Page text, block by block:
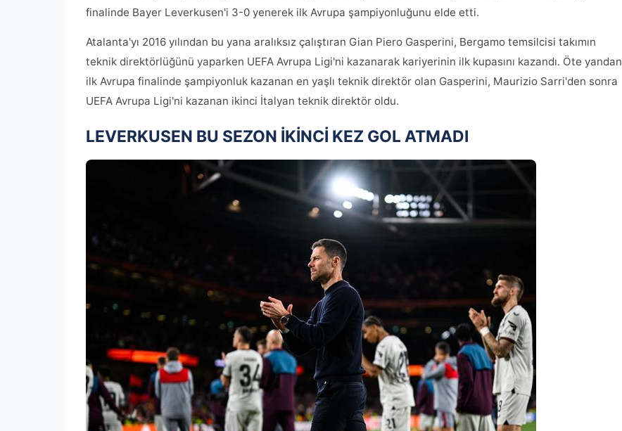
finalinde Bayer Leverkusen'i 3-0 yenerek ilk Avrupa şampiyonluğunu elde etti.
Atalanta'yı 2016 yılından bu yana aralıksız çalıştıran Gian Piero Gasperini, Bergamo temsilcisi takımın
teknik direktörlüğünü yaparken UEFA Avrupa Ligi'ni kazanarak kariyerinin ilk kupasını kazandı. Öte yandan
ilk Avrupa finalinde şampiyonluk kazanan en yaşlı teknik direktör olan Gasperini, Maurizio Sarri'den sonra
UEFA Avrupa Ligi'ni kazanan ikinci İtalyan teknik direktör oldu.
LEVERKUSEN BU SEZON İKİNCİ KEZ GOL ATMADI